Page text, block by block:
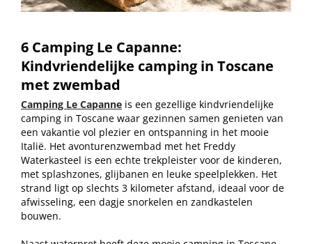
6 Camping Le Capanne:
Kindvriendelijke camping in Toscane
met zwembad
Camping Le Capanne is een gezellige kindvriendelijke
camping in Toscane waar gezinnen samen genieten van
een vakantie vol plezier en ontspanning in het mooie
Italië. Het avonturenzwembad met het Freddy
Waterkasteel is een echte trekpleister voor de kinderen,
met splashzones, glijbanen en leuke speelplekken. Het
strand ligt op slechts 3 kilometer afstand, ideaal voor de
afwisseling, een dagje snorkelen en zandkastelen
bouwen.